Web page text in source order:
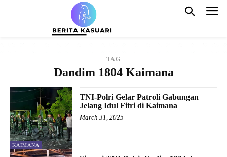
TAG
Dandim 1804 Kaimana
KAIMANA
TNI-Polri Gelar Patroli Gabungan
Jelang Idul Fitri di Kaimana
March 31, 2025